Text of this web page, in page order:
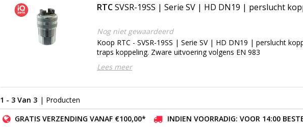
RTCSVSR-19SS | Serie SV | HD DN19 | perslucht
Nog niet gewaardeerd
Koop RTC - SVSR-19SS | Serie SV | HD DN19 | perslucht
traps koppeling. Zware uitvoering volgens EN 983
Lees meer
1 - 3 Van 3 | Producten
GRATIS VERZENDING VANAF €100,00*
INDIEN VOORRADIG: VOOR 14:00